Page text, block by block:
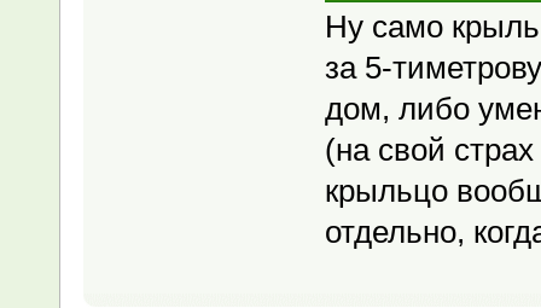
Ну само
за 5-
дом, либо
(на свой
крыльцо
отдельно,